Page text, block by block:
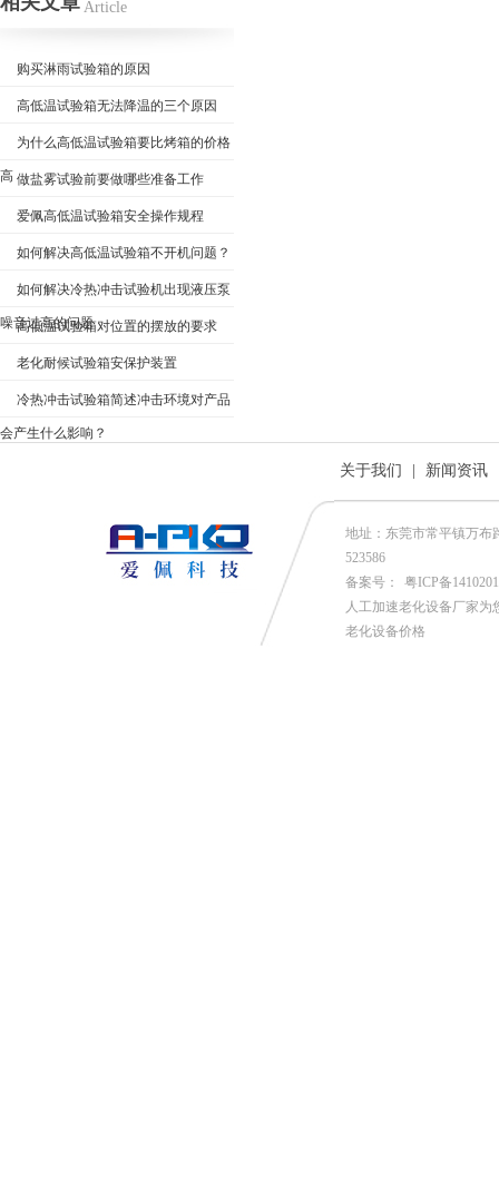
Article
购买淋雨试验箱的原因
高低温试验箱无法降温的三个原因
为什么高低温试验箱要比烤箱的价格
高 做盐雾试验前要做哪些准备工作
爱佩高低温试验箱安全操作规程
如何解决高低温试验箱不开机问题？
如何解决冷热冲击试验机出现液压泵
噪音过高的问题
高低温试验箱对位置的摆放的要求
老化耐候试验箱安保护装置
冷热冲击试验箱简述冲击环境对产品
会产生什么影响？
关于我们 新闻资讯
地址：东莞市常平镇万布
523586
备案号：
粤ICP备
人工加速老化设备厂家
老化设备价格